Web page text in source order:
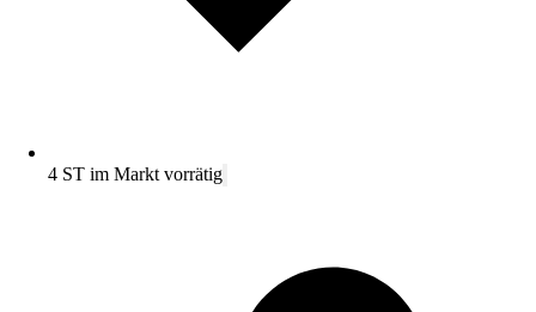
4 ST im Markt vorrätig